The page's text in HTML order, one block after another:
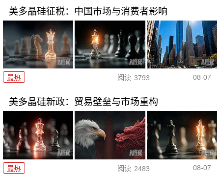
美多晶硅征税：中国市场与消费者影响
最热 阅读 3793 08-07
美多晶硅新政：贸易壁垒与市场重构
最热 阅读 2483 08-07